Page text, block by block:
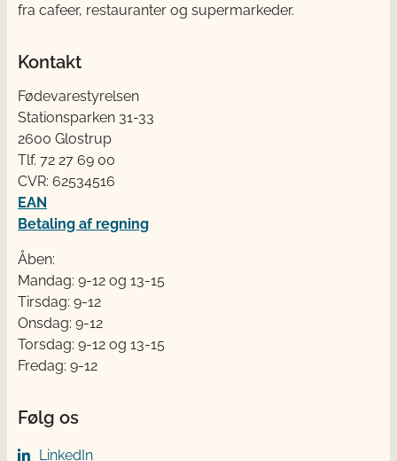
fra cafeer, restauranter og supermarkeder.
Kontakt
Fødevarestyrelsen
Stationsparken 31-33
2600 Glostrup
Tlf. 72 2​​​7 69 00
CVR: 62534516
EAN
Betaling af regning
Åben:
Mandag: 9-12 og 13-15
Tirsdag: 9-12
Onsdag: 9-12
Torsdag: 9-12 og 13-15
Fredag: 9-12
Følg os
LinkedIn